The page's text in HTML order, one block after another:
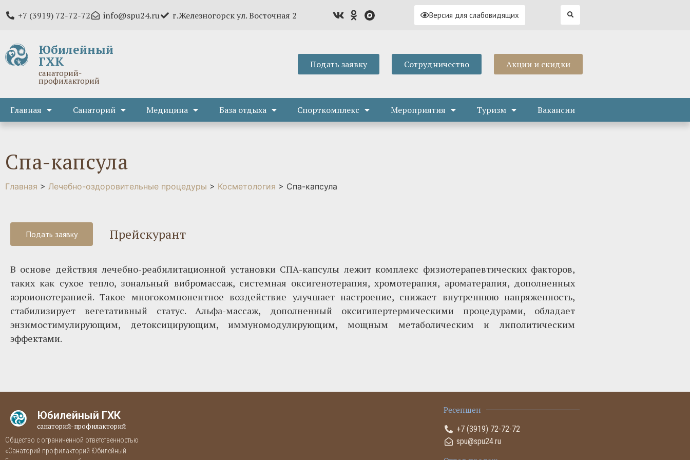
+7 (3919) 72-72-72 info@spu24.ru г.Железногорск ул. Восточная 2 Версия для слабовидящих
Юбилейный
ГХК
санаторий-
профилакторий
Подать заявку Сотрудничество Акции и скидки
Главная Санаторий Медицина База отдыха Спорткомплекс Мероприятия Туризм Вакансии
Спа-капсула
Главная > Лечебно-оздоровительные процедуры > Косметология > Спа-капсула
Подать заявку Прейскурант
В основе действия лечебно-реабилитационной установки СПА-капсулы лежит комплекс физиотерапевтических факторов,
таких как сухое тепло, зональный вибромассаж, системная оксигенотерапия, хромотерапия, ароматерапия, дополненных
аэроионотерапией. Такое многокомпонентное воздействие улучшает настроение, снижает внутреннюю напряженность,
стабилизирует вегетативный статус. Альфа-массаж, дополненный оксигипертермическими процедурами, обладает
энзимостимулирующим, детоксицирующим, иммуномодулирующим, мощным метаболическим и липолитическим
эффектами.
Юбилейный ГХК
санаторий-профилакторий
Общество с ограниченной ответственностью
«Санаторий профилакторий Юбилейный
Ресепшен
+7 (3919) 72-72-72
spu@spu24.ru